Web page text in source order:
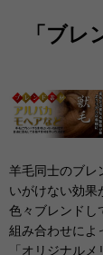
「ブ
羊毛同士のブレ
いがけない効果
色々ブレンドし
組み合わせによ
「オリジナル